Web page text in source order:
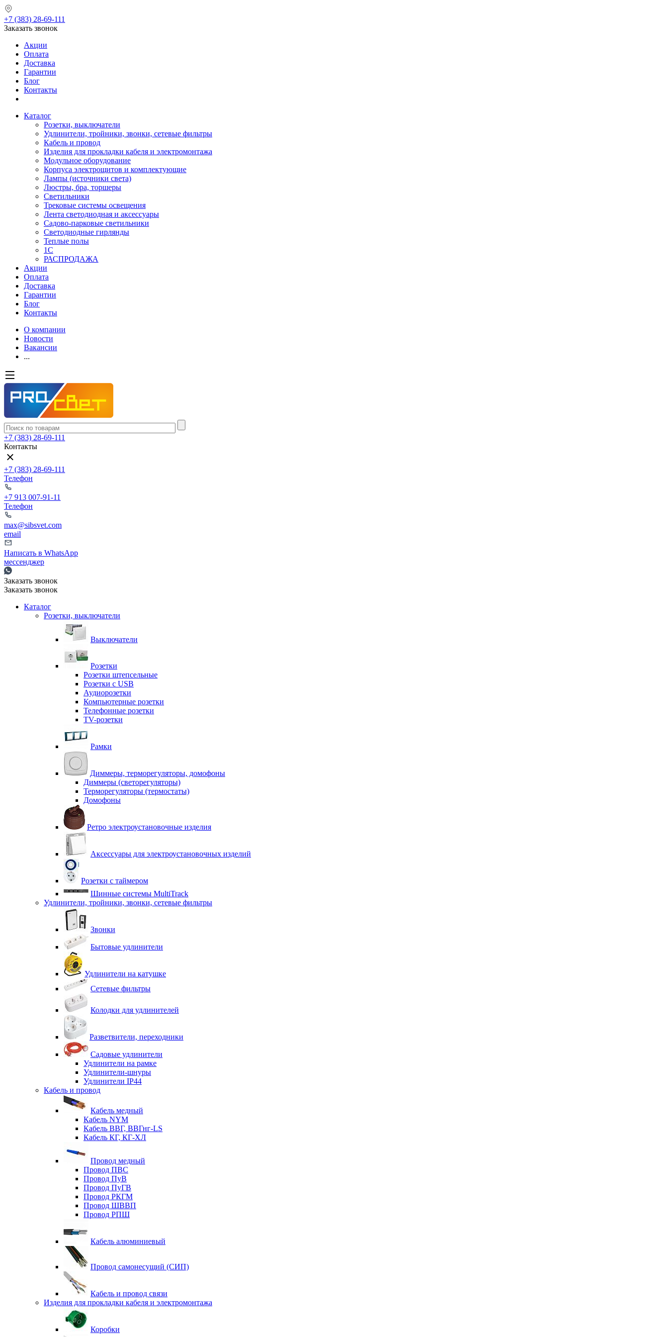
+7 (383) 28-69-111
Заказать звонок
Акции
Оплата
Доставка
Гарантии
Блог
Контакты
Каталог
Розетки, выключатели
Удлинители, тройники, звонки, сетевые фильтры
Кабель и провод
Изделия для прокладки кабеля и электромонтажа
Модульное оборудование
Корпуса электрощитов и комплектующие
Лампы (источники света)
Люстры, бра, торшеры
Светильники
Трековые системы освещения
Лента светодиодная и аксессуары
Садово-парковые светильники
Светодиодные гирлянды
Теплые полы
1С
РАСПРОДАЖА
Акции
Оплата
Доставка
Гарантии
Блог
Контакты
О компании
Новости
Вакансии
...
+7 (383) 28-69-111
Контакты
+7 (383) 28-69-111
Телефон
+7 913 007-91-11
Телефон
max@sibsvet.com
email
Написать в WhatsApp
мессенджер
Заказать звонок
Заказать звонок
Каталог
Розетки, выключатели
Выключатели
Розетки
Розетки штепсельные
Розетки с USB
Аудиорозетки
Компьютерные розетки
Телефонные розетки
TV-розетки
Рамки
Диммеры, терморегуляторы, домофоны
Диммеры (светорегуляторы)
Терморегуляторы (термостаты)
Домофоны
Ретро электроустановочные изделия
Аксессуары для электроустановочных изделий
Розетки с таймером
Шинные системы MultiTrack
Удлинители, тройники, звонки, сетевые фильтры
Звонки
Бытовые удлинители
Удлинители на катушке
Сетевые фильтры
Колодки для удлинителей
Разветвители, переходники
Садовые удлинители
Удлинители на рамке
Удлинители-шнуры
Удлинители IP44
Кабель и провод
Кабель медный
Кабель NYM
Кабель ВВГ, ВВГнг-LS
Кабель КГ, КГ-ХЛ
Провод медный
Провод ПВС
Провод ПуВ
Провод ПуГВ
Провод РКГМ
Провод ШВВП
Провод РПШ
Кабель алюминиевый
Провод самонесущий (СИП)
Кабель и провод связи
Изделия для прокладки кабеля и электромонтажа
Коробки